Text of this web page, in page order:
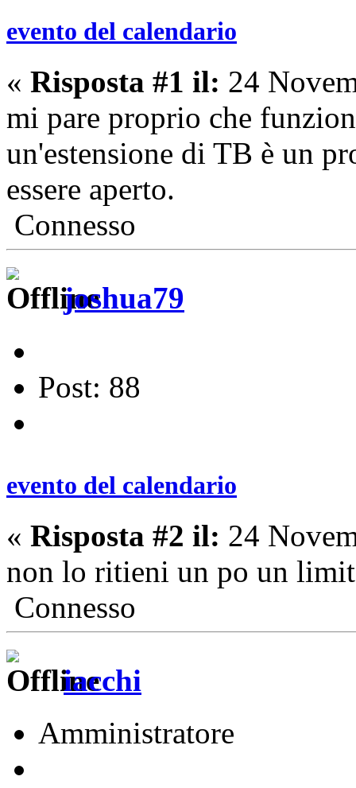
evento del calendario
« Risposta #1 il: 24
mi pare proprio che
un'estensione di TB è un
essere aperto.
Connesso
joshua79
Post: 88
evento del calendario
« Risposta #2 il: 24
non lo ritieni un po un
Connesso
iacchi
Amministratore